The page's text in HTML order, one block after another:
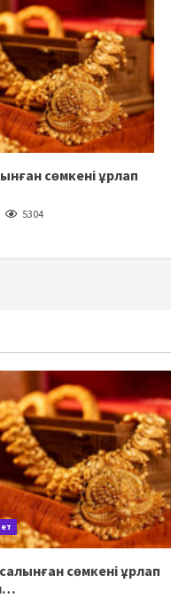
сөмкені ұрлап
5304
сөмкені ұрлап